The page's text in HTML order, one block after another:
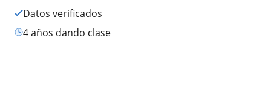
Datos verificados
4 años dando clase